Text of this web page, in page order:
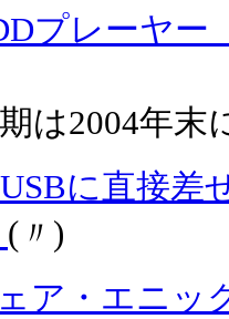
プレーヤー
は2004年末
に直接差
(〃)
ア・エニッ